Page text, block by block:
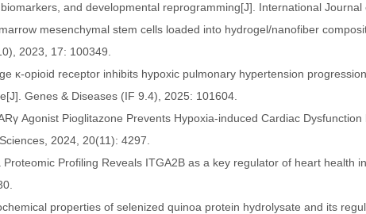
and developmental reprogramming[J]. International Journal
mesenchymal stem cells loaded into hydrogel/nanofiber
2023, 17: 100349.
κ-opioid receptor inhibits hypoxic pulmonary hypertension
Genes & Diseases (IF 9.4), 2025: 101604.
Agonist Pioglitazone Prevents Hypoxia-induced Cardiac
2024, 20(11): 4297.
Proteomic Profiling Reveals ITGA2B as a key regulator of heart health
properties of selenized quinoa protein hydrolysate and its